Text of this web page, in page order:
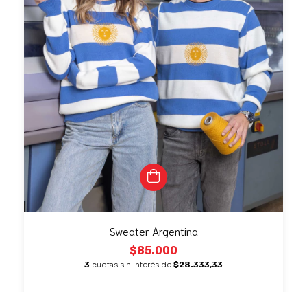
Sweater Argentina
$85.000
3 cuotas sin interés de $28.333,33